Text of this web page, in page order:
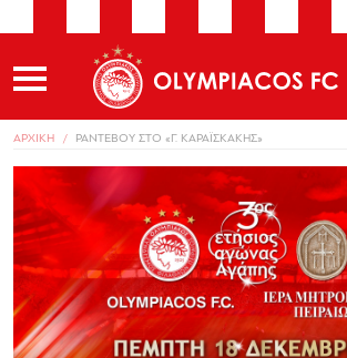
ΑΡΧΙΚΗ ΡΑΝΤΕΒΟΥ ΣΤΟ «Γ. ΚΑΡΑΪΣΚΑΚΗΣ»